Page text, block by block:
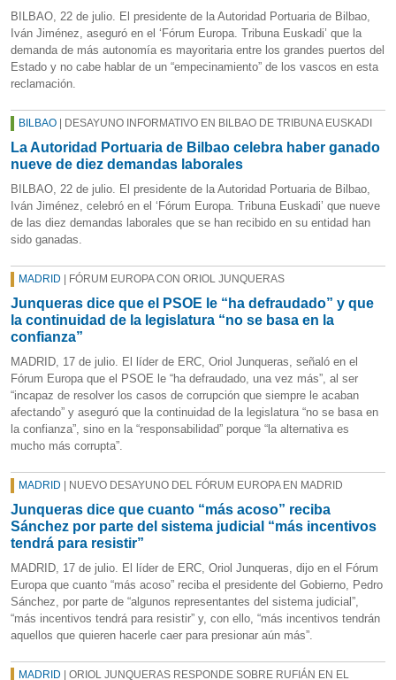
BILBAO, 22 de julio. El presidente de la Autoridad Portuaria de Bilbao,
Iván Jiménez, aseguró en el ‘Fórum Europa. Tribuna Euskadi’ que la
demanda de más autonomía es mayoritaria entre los grandes puertos del
Estado y no cabe hablar de un “empecinamiento” de los vascos en esta
reclamación.
BILBAO | DESAYUNO INFORMATIVO EN BILBAO DE TRIBUNA EUSKADI
La Autoridad Portuaria de Bilbao celebra haber ganado
nueve de diez demandas laborales
BILBAO, 22 de julio. El presidente de la Autoridad Portuaria de Bilbao,
Iván Jiménez, celebró en el ‘Fórum Europa. Tribuna Euskadi’ que nueve
de las diez demandas laborales que se han recibido en su entidad han
sido ganadas.
MADRID | FÓRUM EUROPA CON ORIOL JUNQUERAS
Junqueras dice que el PSOE le “ha defraudado” y que
la continuidad de la legislatura “no se basa en la
confianza”
MADRID, 17 de julio. El líder de ERC, Oriol Junqueras, señaló en el
Fórum Europa que el PSOE le “ha defraudado, una vez más”, al ser
“incapaz de resolver los casos de corrupción que siempre le acaban
afectando” y aseguró que la continuidad de la legislatura “no se basa en
la confianza”, sino en la “responsabilidad” porque “la alternativa es
mucho más corrupta”.
MADRID | NUEVO DESAYUNO DEL FÓRUM EUROPA EN MADRID
Junqueras dice que cuanto “más acoso” reciba
Sánchez por parte del sistema judicial “más incentivos
tendrá para resistir”
MADRID, 17 de julio. El líder de ERC, Oriol Junqueras, dijo en el Fórum
Europa que cuanto “más acoso” reciba el presidente del Gobierno, Pedro
Sánchez, por parte de “algunos representantes del sistema judicial”,
“más incentivos tendrá para resistir” y, con ello, “más incentivos tendrán
aquellos que quieren hacerle caer para presionar aún más”.
MADRID | ORIOL JUNQUERAS RESPONDE SOBRE RUFIÁN EN EL